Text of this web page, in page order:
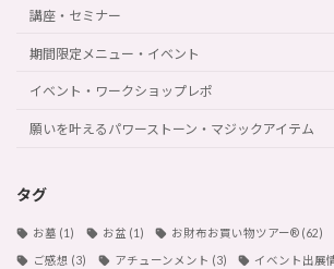
講座・セミナー
期間限定メニュー・イベント
イベント・ワークショップレポ
願いを叶えるパワーストーン・マジックアイテム
タグ
お墓 (1) お盆 (1) お財布お買い物ツアー®︎ (62)
ご感想 (3) アチューンメント (3) イベント出展